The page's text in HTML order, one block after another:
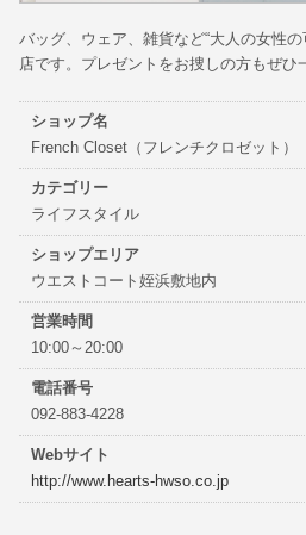
バッグ、ウェア、雑貨など“大人の女性
店です。プレゼントをお捜しの方もぜひ
ショップ名
French Closet（フレンチクロゼット）
カテゴリー
ライフスタイル
ショップエリア
ウエストコート姪浜敷地内
営業時間
10:00～20:00
電話番号
092-883-4228
Webサイト
http://www.hearts-hwso.co.jp